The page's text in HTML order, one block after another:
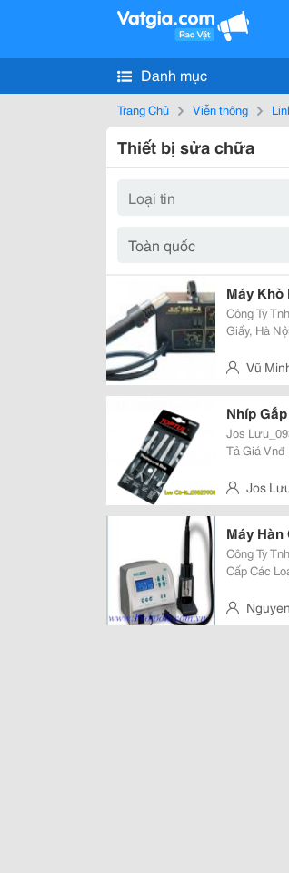
Danh mục
Trang Chủ Viễn thông
Thiết bị sửa chữa
Máy Khò
Công Ty Tnhh Kho Hàng
Giấy, Hà Nội Chuyên Cung Cấp Thiết Bị Hàn Điện Tử Uy Tín Tại Hà Nội Tell:
Tay Máy
Vũ
Giấy, Hà
Nhíp
Jos
Tả Giá Vnđ Liên Hệ Ngay Jgaa0401 &Quot; Bộ Nhíp Gắp Ốc 4 Món Toptul
Jos
Máy Hàn
Công Ty
Cấp Các
Lượng Lớn